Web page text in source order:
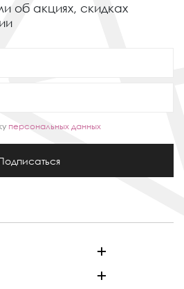
об акциях, скидках
персональных данных